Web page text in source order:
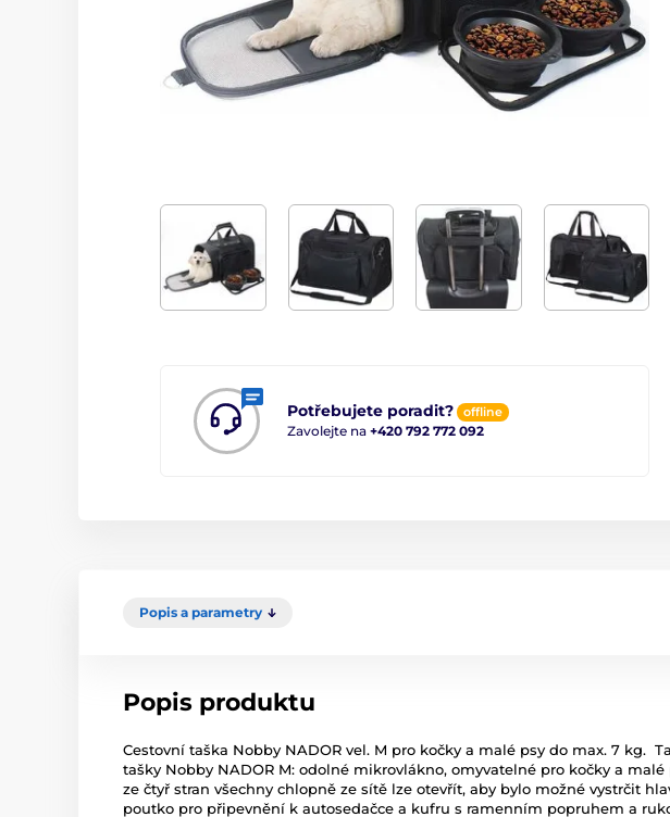
Potřebujete poradit? offline
Zavolejte na +420 792 772 092
Popis a parametry
Popis produktu
Cestovní taška Nobby NADOR vel. M pro kočky a malé psy do max. 7
tašky Nobby NADOR M: odolné mikrovlákno, omyvatelné pro kočky a
ze čtyř stran všechny chlopně ze sítě lze otevřít, aby bylo možné vystrčit
poutko pro připevnění k autosedačce a kufru s ramenním popruhem a